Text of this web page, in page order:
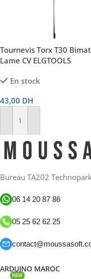
Tournevis Torx T30
Lame CV ELGTOOLS
En stock
43,00 DH
Ajouter Au Panier
Bureau TA202
06 14 20 87 86
05 25 62 62 25
ARDUINO MAROC
NEW